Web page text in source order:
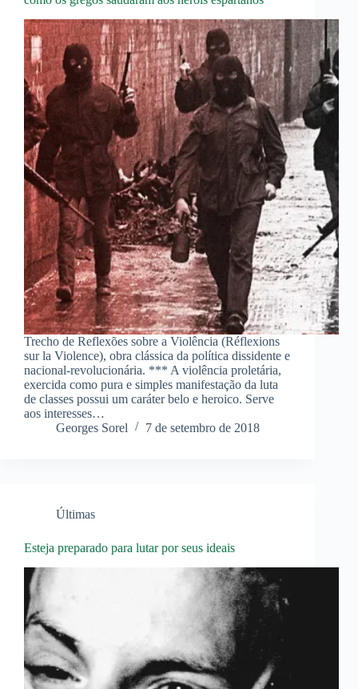
Trecho de Reflexões sobre a Violência (Réflexions
sur la Violence), obra clássica da política dissidente e
nacional-revolucionária. *** A violência proletária,
exercida como pura e simples manifestação da luta
de classes possui um caráter belo e heroico. Serve
aos interesses…
Georges Sorel
7 de setembro de 2018
Últimas
Esteja preparado para lutar por seus ideais